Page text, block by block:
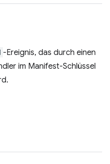
-Ereignis, das durch einen
im Manifest-Schlüssel